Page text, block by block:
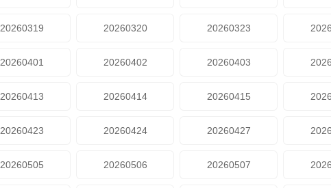
20260319 20260320 20260323
20260401 20260402 20260403
20260413 20260414 20260415
20260423 20260424 20260427
20260505 20260506 20260507